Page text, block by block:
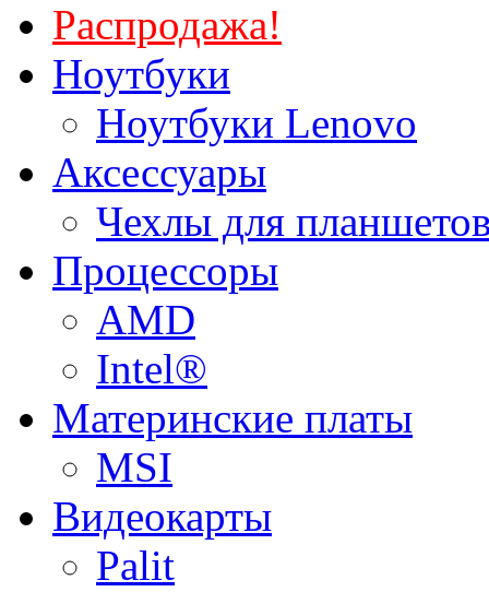
Распродажа!
Ноутбуки
Ноутбуки Lenovo
Аксессуары
Чехлы для
Процессоры
AMD
Intel®
Материнские платы
MSI
Видеокарты
Palit